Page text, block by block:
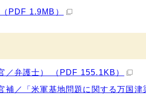
PDF 1.9MB）
／弁護士） （PDF 155.1KB）
補／「米軍基地問題に関する万国